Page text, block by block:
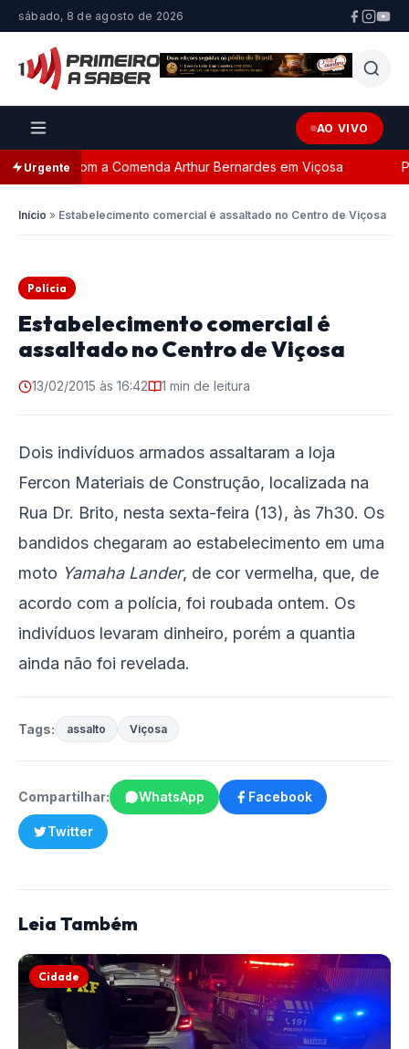
sábado, 8 de agosto de 2026
AO VIVO
Urgentecom a Comenda Arthur Bernardes em Viçosa
Início » Estabelecimento comercial é assaltado no Centro de Viçosa
Polícia
Estabelecimento comercial é
assaltado no Centro de Viçosa
13/02/2015 às 16:42 1 min de leitura
Dois indivíduos armados assaltaram a loja
Fercon Materiais de Construção, localizada na
Rua Dr. Brito, nesta sexta-feira (13), às 7h30. Os
bandidos chegaram ao estabelecimento em uma
moto Yamaha Lander, de cor vermelha, que, de
acordo com a polícia, foi roubada ontem. Os
indivíduos levaram dinheiro, porém a quantia
ainda não foi revelada.
Tags: assalto Viçosa
Compartilhar: WhatsApp Facebook
Twitter
Leia Também
Cidade